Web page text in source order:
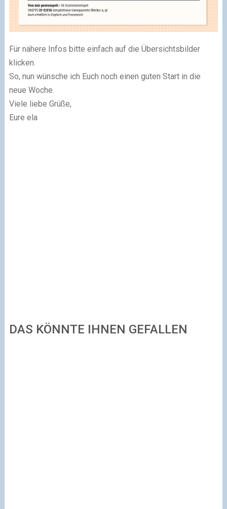
Für nähere Infos bitte einfach auf die Übersichtsbilder
klicken.
So, nun wünsche ich Euch noch einen guten Start in die
neue Woche.
Viele liebe Grüße,
Eure ela
DAS KÖNNTE IHNEN GEFALLEN